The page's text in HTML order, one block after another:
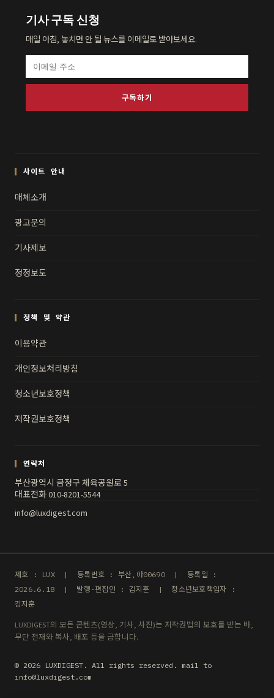
기사 구독 신청
매일 아침, 놓치면 안 될 뉴스를 이메일로 받아보세요.
구독하기
사이트 안내
매체소개
광고문의
기사제보
정정보도
정책 및 약관
이용약관
개인정보처리방침
청소년보호정책
저작권보호정책
연락처
부산광역시 금정구 체육공원로 5
대표전화 010-8201-5544
info@luxdigest.com
제호 : LUX | 등록번호 : 부산,아00690 | 등록일 :
2026.6.18 | 발행·편집인 : 김지훈 | 청소년보호책임자 :
김지훈
LUXDIGEST의 모든 콘텐츠(영상, 기사, 사진)는 저작권법의 보호를 받는 바,
무단 전재와 복사, 배포 등을 금합니다.
© 2026 LUXDIGEST. All rights reserved. mail to
info@luxdigest.com